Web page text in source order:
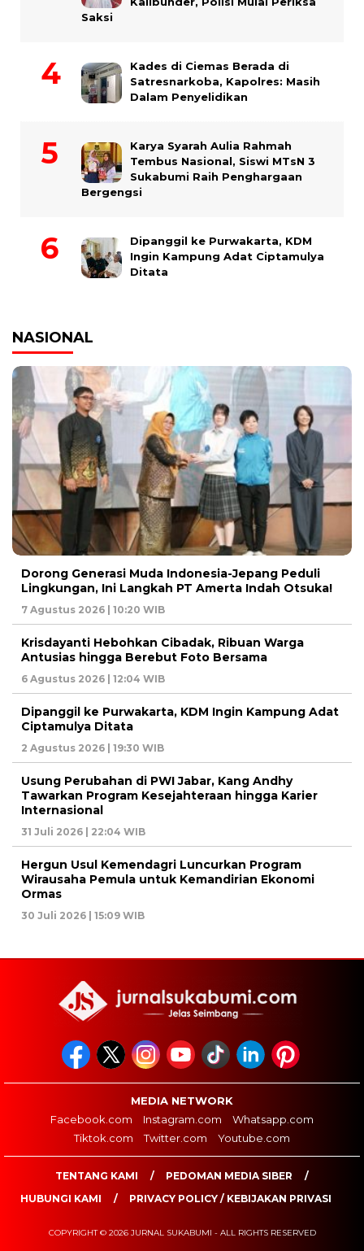
Saksi
Kades di Ciemas Berada di
Satresnarkoba, Kapolres: Masih
Dalam Penyelidikan
Karya Syarah Aulia Rahmah
Tembus Nasional, Siswi MTsN 3
Sukabumi Raih Penghargaan
Bergengsi
Dipanggil ke Purwakarta, KDM
Ingin Kampung Adat Ciptamulya
Ditata
NASIONAL
Dorong Generasi Muda Indonesia-Jepang Peduli
Lingkungan, Ini Langkah PT Amerta Indah Otsuka!
7 Agustus 2026 | 10:20 WIB
Krisdayanti Hebohkan Cibadak, Ribuan Warga
Antusias hingga Berebut Foto Bersama
6 Agustus 2026 | 12:04 WIB
Dipanggil ke Purwakarta, KDM Ingin Kampung Adat
Ciptamulya Ditata
2 Agustus 2026 | 19:30 WIB
Usung Perubahan di PWI Jabar, Kang Andhy
Tawarkan Program Kesejahteraan hingga Karier
Internasional
31 Juli 2026 | 22:04 WIB
Hergun Usul Kemendagri Luncurkan Program
Wirausaha Pemula untuk Kemandirian Ekonomi
Ormas
30 Juli 2026 | 15:09 WIB
MEDIA NETWORK
Facebook.com
Instagram.com
Whatsapp.com
Tiktok.com
Twitter.com Youtube.com
TENTANG KAMI
PEDOMAN MEDIA SIBER
HUBUNGI KAMI
PRIVACY POLICY / KEBIJAKAN PRIVASI
COPYRIGHT © 2026 JURNAL SUKABUMI - ALL RIGHTS RESERVED